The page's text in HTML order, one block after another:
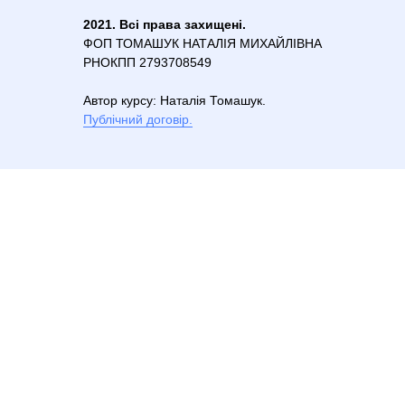
2021. Всі права захищені.
ФОП ТОМАШУК НАТАЛІЯ МИХАЙЛІВНА
РНОКПП 2793708549
Автор курсу: Наталiя Томашук.
Публiчний договiр.